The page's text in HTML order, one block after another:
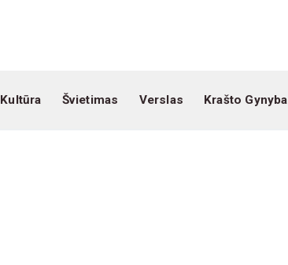
Kultūra Švietimas Verslas Krašto Gynyba